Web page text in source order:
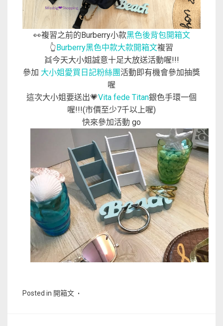
👀複習之前的Burberry小款黑色後背包開箱文
👆 Burberry黑色中款大款開箱文複習
👯今天大小姐誠意十足大放送活動喔!!!
參加 大小姐愛買日記粉絲團 活動即有機會參加抽獎
喔
這次大小姐要送出💗Vita fede Titan銀色手環一個
喔!!!(市價至少7千以上喔)
快來參加活動 go
Posted in 開箱文